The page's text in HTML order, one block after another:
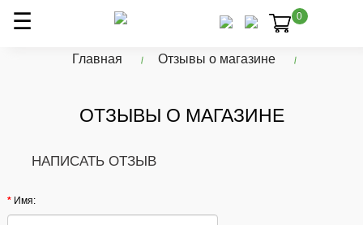
0
Главная Отзывы о магазине
ОТЗЫВЫ О МАГАЗИНЕ
НАПИСАТЬ ОТЗЫВ
Имя: